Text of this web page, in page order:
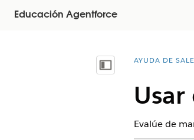
Educación Agentforce
Mostrar índice de materias
Usted está
AYUDA DE
Evalúe de